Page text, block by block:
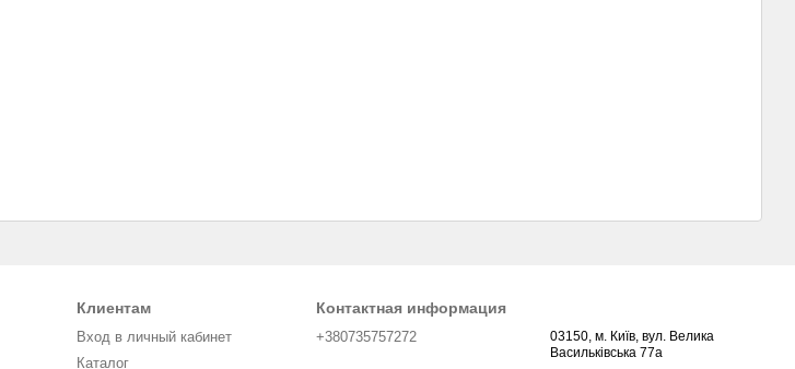
Клиентам
Вход в личный кабинет
Каталог
Контактная информация
+380735757272
03150, м. Київ, вул. Велика
Васильківська 77а